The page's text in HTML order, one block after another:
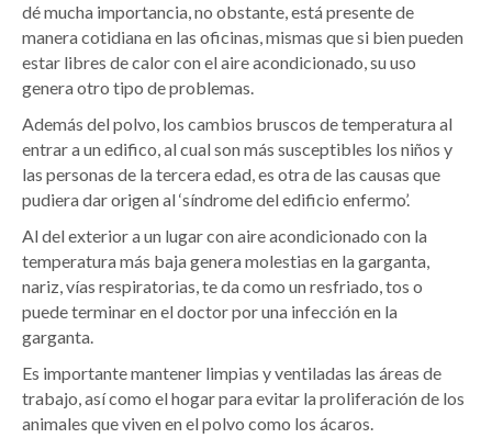
dé mucha importancia, no obstante, está presente de
manera cotidiana en las oficinas, mismas que si bien pueden
estar libres de calor con el aire acondicionado, su uso
genera otro tipo de problemas.
Además del polvo, los cambios bruscos de temperatura al
entrar a un edifico, al cual son más susceptibles los niños y
las personas de la tercera edad, es otra de las causas que
pudiera dar origen al ‘síndrome del edificio enfermo’.
Al del exterior a un lugar con aire acondicionado con la
temperatura más baja genera molestias en la garganta,
nariz, vías respiratorias, te da como un resfriado, tos o
puede terminar en el doctor por una infección en la
garganta.
Es importante mantener limpias y ventiladas las áreas de
trabajo, así como el hogar para evitar la proliferación de los
animales que viven en el polvo como los ácaros.